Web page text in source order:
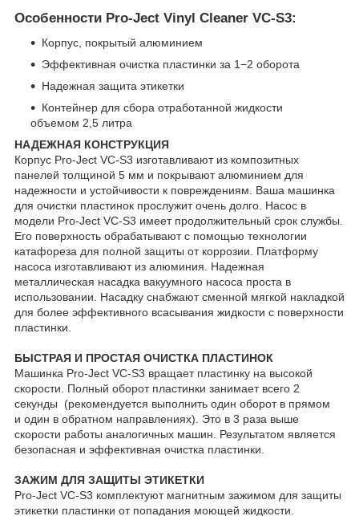
Особенности Pro-Ject Vinyl Cleaner VC-S3:
Корпус, покрытый алюминием
Эффективная очистка пластинки за 1−2 оборота
Надежная защита этикетки
Контейнер для сбора отработанной жидкости
объемом 2,5 литра
НАДЕЖНАЯ КОНСТРУКЦИЯ
Корпус Pro-Ject VC-S3 изготавливают из композитных
панелей толщиной 5 мм и покрывают алюминием для
надежности и устойчивости к повреждениям. Ваша машинка
для очистки пластинок прослужит очень долго. Насос в
модели Pro-Ject VC-S3 имеет продолжительный срок службы.
Его поверхность обрабатывают с помощью технологии
катафореза для полной защиты от коррозии. Платформу
насоса изготавливают из алюминия. Надежная
металлическая насадка вакуумного насоса проста в
использовании. Насадку снабжают сменной мягкой накладкой
для более эффективного всасывания жидкости с поверхности
пластинки.
БЫСТРАЯ И ПРОСТАЯ ОЧИСТКА ПЛАСТИНОК
Машинка Pro-Ject VC-S3 вращает пластинку на высокой
скорости. Полный оборот пластинки занимает всего 2
секунды (рекомендуется выполнить один оборот в прямом
и один в обратном направлениях). Это в 3 раза выше
скорости работы аналогичных машин. Результатом является
безопасная и эффективная очистка пластинки.
ЗАЖИМ ДЛЯ ЗАЩИТЫ ЭТИКЕТКИ
Pro-Ject VC-S3 комплектуют магнитным зажимом для защиты
этикетки пластинки от попадания моющей жидкости.